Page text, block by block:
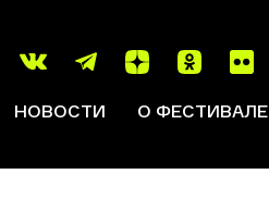
НОВОСТИ О ФЕСТИВАЛЕ